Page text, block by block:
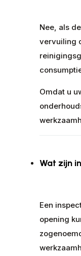
Nee, als
vervuiling
Omdat u
Wat zijn
Een
opening